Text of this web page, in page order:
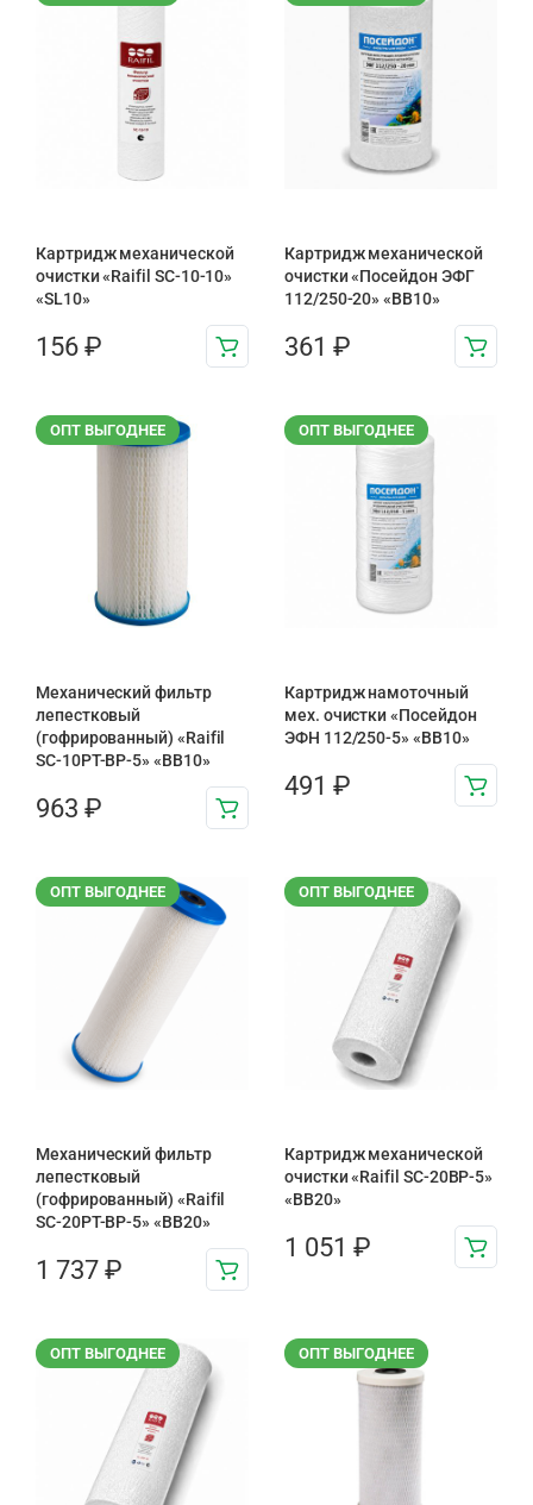
Картридж механической
очистки «Raifil SC-10-10»
«SL10»
156 ₽
Картридж механической
очистки «Посейдон ЭФГ
112/250-20» «ВВ10»
361 ₽
ОПТ ВЫГОДНЕЕ
Механический фильтр
лепестковый
(гофрированный) «Raifil
SC-10PT-ВР-5» «BB10»
963 ₽
ОПТ ВЫГОДНЕЕ
Картридж намоточный
мех. очистки «Посейдон
ЭФН 112/250-5» «BB10»
491 ₽
ОПТ ВЫГОДНЕЕ
Механический фильтр
лепестковый
(гофрированный) «Raifil
SC-20PT-ВР-5» «BB20»
1 737 ₽
ОПТ ВЫГОДНЕЕ
Картридж механической
очистки «Raifil SC-20BP-5»
«BB20»
1 051 ₽
ОПТ ВЫГОДНЕЕ ОПТ ВЫГОДНЕЕ